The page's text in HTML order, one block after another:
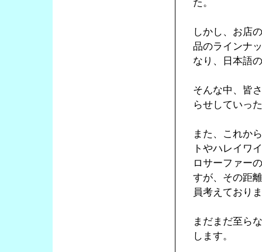
た。
しかし、お店
品のラインナ
なり、日本語
そんな中、皆
らせしていっ
また、これか
トやハレイワ
ロサーファー
すが、その距
員考えており
まだまだ至ら
します。